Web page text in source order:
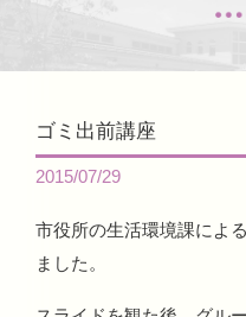
ゴミ出前講座
2015/07/29
市役所の生活環境課によ
ました。